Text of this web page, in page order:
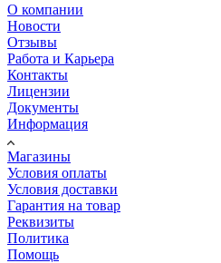
О компании
Новости
Отзывы
Работа и Карьера
Контакты
Лицензии
Документы
Информация
Магазины
Условия оплаты
Условия доставки
Гарантия на товар
Реквизиты
Политика
Помощь